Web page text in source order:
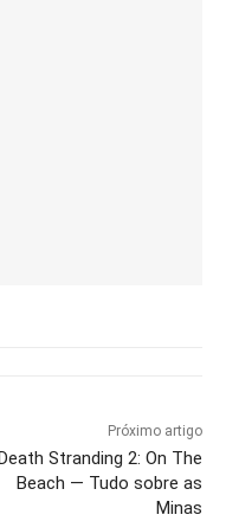
Próximo artigo
Death Stranding 2: On The
Beach — Tudo sobre as
Minas